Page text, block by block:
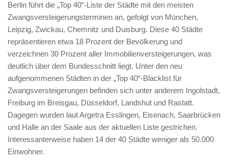
Berlin führt die „Top 40“-Liste der Städte mit den meisten
Zwangsversteigerungsterminen an, gefolgt von München,
Leipzig, Zwickau, Chemnitz und Duisburg. Diese 40 Städte
repräsentieren etwa 18 Prozent der Bevölkerung und
verzeichnen 30 Prozent aller Immobilienversteigerungen, was
deutlich über dem Bundesschnitt liegt. Unter den neu
aufgenommenen Städten in der „Top 40“-Blacklist für
Zwangsversteigerungen befinden sich unter anderem Ingolstadt,
Freiburg im Breisgau, Düsseldorf, Landshut und Rastatt.
Dagegen wurden laut Argetra Esslingen, Eisenach, Saarbrücken
und Halle an der Saale aus der aktuellen Liste gestrichen.
Interessanterweise haben 14 der 40 Städte weniger als 50.000
Einwohner.